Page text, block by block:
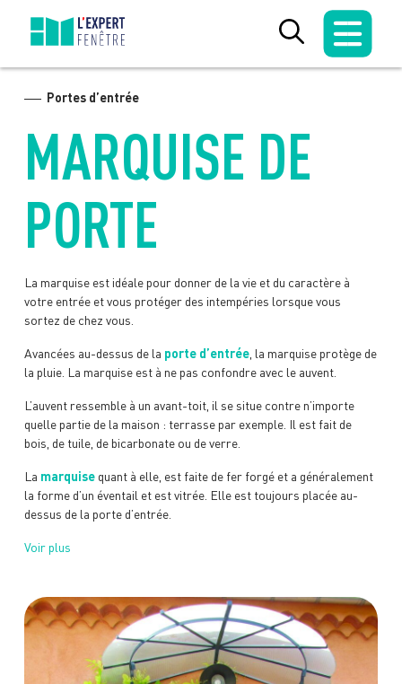
content
Portes d’entrée
MARQUISE DE
PORTE
La marquise est idéale pour donner de la vie et du caractère à
votre entrée et vous protéger des intempéries lorsque vous
sortez de chez vous.
Avancées au-dessus de la porte d’entrée, la marquise protège de
la pluie. La marquise est à ne pas confondre avec le auvent.
L’auvent ressemble à un avant-toit, il se situe contre n’importe
quelle partie de la maison : terrasse par exemple. Il est fait de
bois, de tuile, de bicarbonate ou de verre.
La marquisequant à elle, est faite de fer forgé et a généralement
la forme d’un éventail et est vitrée. Elle est toujours placée au-
dessus de la porte d’entrée.
Voir plus